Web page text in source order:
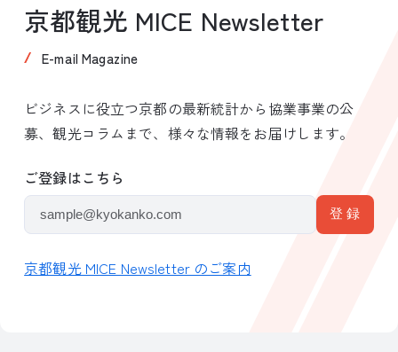
京都観光 MICE Newsletter
E-mail Magazine
ビジネスに役立つ京都の最新統計から協業事業の公
募、観光コラムまで、様々な情報をお届けします。
ご登録はこちら
京都観光 MICE Newsletter のご案内